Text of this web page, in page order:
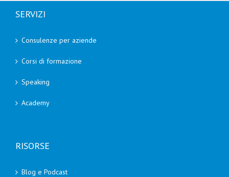
SERVIZI
Consulenze per aziende
Corsi di formazione
Speaking
Academy
RISORSE
Blog e Podcast